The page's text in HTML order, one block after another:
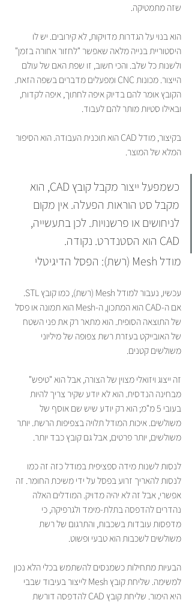
שזה מתמטיקה.
הוא בנוי על הגדרות מדויקות, לא קירובים. יש לו
היסטוריית בנייה מלאה שאפשר "לחזור אחורה בזמן"
ולשנות כל שלב. והכי חשוב, זו שפת האם של עולם
הייצור. מכונות CNC ומפעלים מדברים בשפה הזאת.
הקובץ אומר להם בדיוק איפה לחתוך, איפה לקדוח,
ובאילו סטיות מותר להם לעבוד.
בקיצור, מודל CAD הוא תוכנית העבודה. הוא הסיפור
המלא של המוצר.
כשמפעל ייצור מקבל קובץ CAD, הוא
מקבל סט הוראות הפעלה. אין מקום
לניחושים או פרשנויות. לכן בתעשייה,
CAD הוא הסטנדרט. נקודה.
מודל Mesh (רשת): הפסל הדיגיטלי
עכשיו, נעבור למודל Mesh (רשת), כמו קובץ STL.
אם ה-CAD הוא המתכון, ה-Mesh הוא תמונה או פסל
של התוצאה הסופית. הוא מתאר רק את פני השטח
של האובייקט בעזרת רשת צפופה של מיליוני
משולשים קטנים.
זה ייצוג ויזואלי מצוין של הצורה, אבל הוא "טיפש"
מבחינה הנדסית. הוא לא יודע שקיר צריך להיות
בעובי 5 מ"מ; הוא רק יודע שיש שם אוסף של
משולשים. איכות המודל תלויה בצפיפות הרשת. יותר
משולשים, יותר פרטים, אבל גם קובץ כבד יותר.
לנסות לשנות מידה ספציפית במודל כזה זה כמו
לנסות להאריך זרוע בפסל על ידי משיכת החומר. זה
אפשרי, אבל זה לא יהיה מדויק. המודלים האלה
נהדרים להדפסה בתלת-מימד ולגרפיקה, כי
מדפסות עובדות בשכבות, והתרגום של רשת
משולשים לשכבות הוא טבעי ופשוט.
הבעיות מתחילות כשמנסים להשתמש בכלי הלא נכון
למשימה. שליחת קובץ Mesh לייצור בעיבוד שבבי
היא הימור. שליחת קובץ CAD להדפסה דורשת